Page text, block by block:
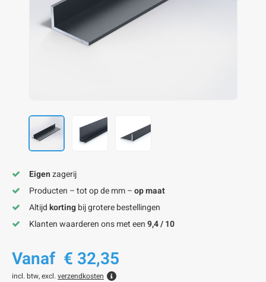
alu kokerprofielen
alu buisprofielen
alu hoeklijnen
alu L-lijnen
alu U-strips
alu platstaf profielen
Eigenzagerij
Producten – tot op de mm –op maat
Altijdkortingbij grotere bestellingen
Klanten waarderen ons met een9,4 / 10
Vanaf € 32,35
incl. btw, excl. verzendkosten